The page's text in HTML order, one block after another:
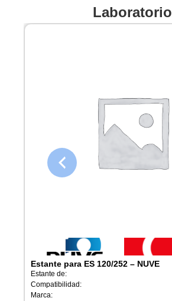
Laboratorio
Estante para ES 120/252 – NUVE
Estante de:
Compatibilidad:
Marca: